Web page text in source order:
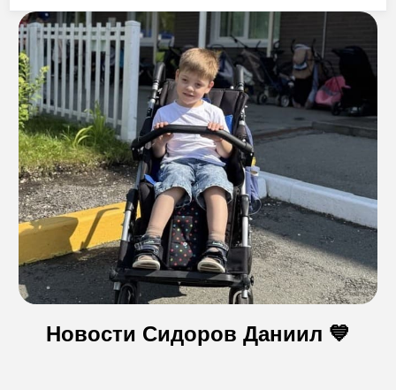
Кому помочь
Кому помогли
Получить помощь
Сотрудничество
Контакты
Пожертвовать
Новости Сидоров Даниил 💙